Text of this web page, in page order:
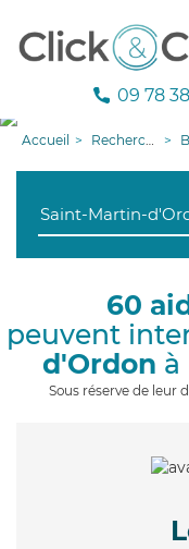
09 78
Accueil Recherche aide à domicile
60
peuvent
d'Ordon à
Sous réserve de leur